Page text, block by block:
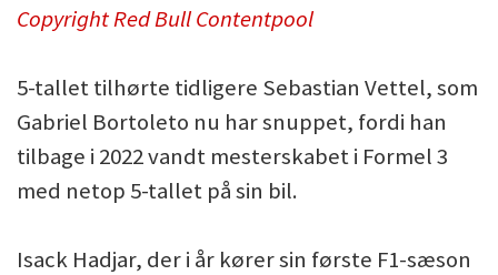
Copyright Red Bull Contentpool
5-tallet tilhørte tidligere Sebastian Vettel, som
Gabriel Bortoleto nu har snuppet, fordi han
tilbage i 2022 vandt mesterskabet i Formel 3
med netop 5-tallet på sin bil.
Isack Hadjar, der i år kører sin første F1-sæson